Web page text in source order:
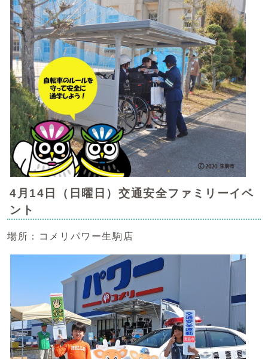
4月14日（日曜日）交通安全ファミリーイベ
ント
場所：コメリパワー生駒店